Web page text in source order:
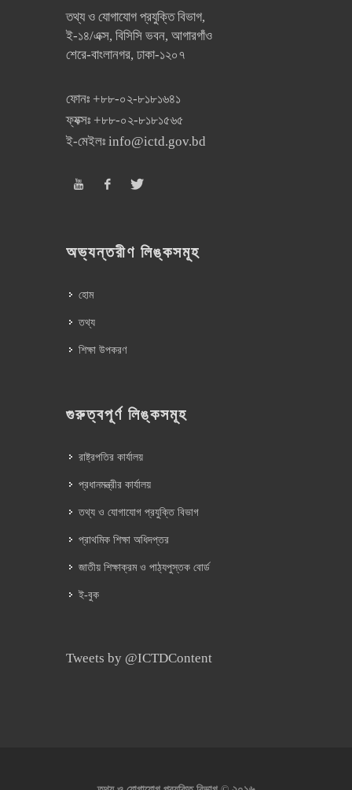
তথ্য ও যোগাযোগ প্রযুক্তি বিভাগ,
ই-১৪/এক্স, বিসিসি ভবন, আগারগাঁও
শেরে-বাংলানগর, ঢাকা-১২০৭
ফোনঃ +৮৮-০২-৮১৮১৬৪১
ফ্যক্সঃ +৮৮-০২-৮১৮১৫৬৫
ই-মেইলঃ info@ictd.gov.bd
অভ্যন্তরীণ লিঙ্কসমূহ
হোম
তথ্য
শিক্ষা উপকরণ
গুরুত্বপূর্ণ লিঙ্কসমূহ
রাষ্ট্রপতির কার্যালয়
প্রধানমন্ত্রীর কার্যালয়
তথ্য ও যোগাযোগ প্রযুক্তি বিভাগ
প্রাথমিক শিক্ষা অধিদপ্তর
জাতীয় শিক্ষাক্রম ও পাঠ্যপুস্তক বোর্ড
ই-বুক
Tweets by @ICTDContent